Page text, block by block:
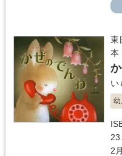
東
本
い
幼
2月